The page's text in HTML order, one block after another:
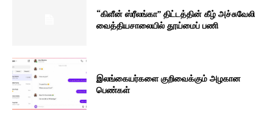
“கிளீன் ஸ்ரீலங்கா” திட்டத்தின் கீழ் அச்சுவேலி
வைத்தியசாலையில் தூய்மைப் பணி
இலங்கையர்களை குறிவைக்கும் அழகான
பெண்கள்